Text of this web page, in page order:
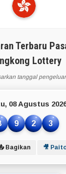
Terbaru
Lottery
tanggal
08 Agustus
9 2 3
Bagikan 🎥